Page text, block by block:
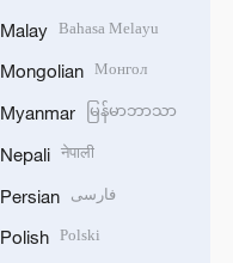
Malay Bahasa Melayu
Mongolian Монгол
Myanmar မြန်မာဘာသာ
Nepali नेपाली
Persian فارسی
Polish Polski